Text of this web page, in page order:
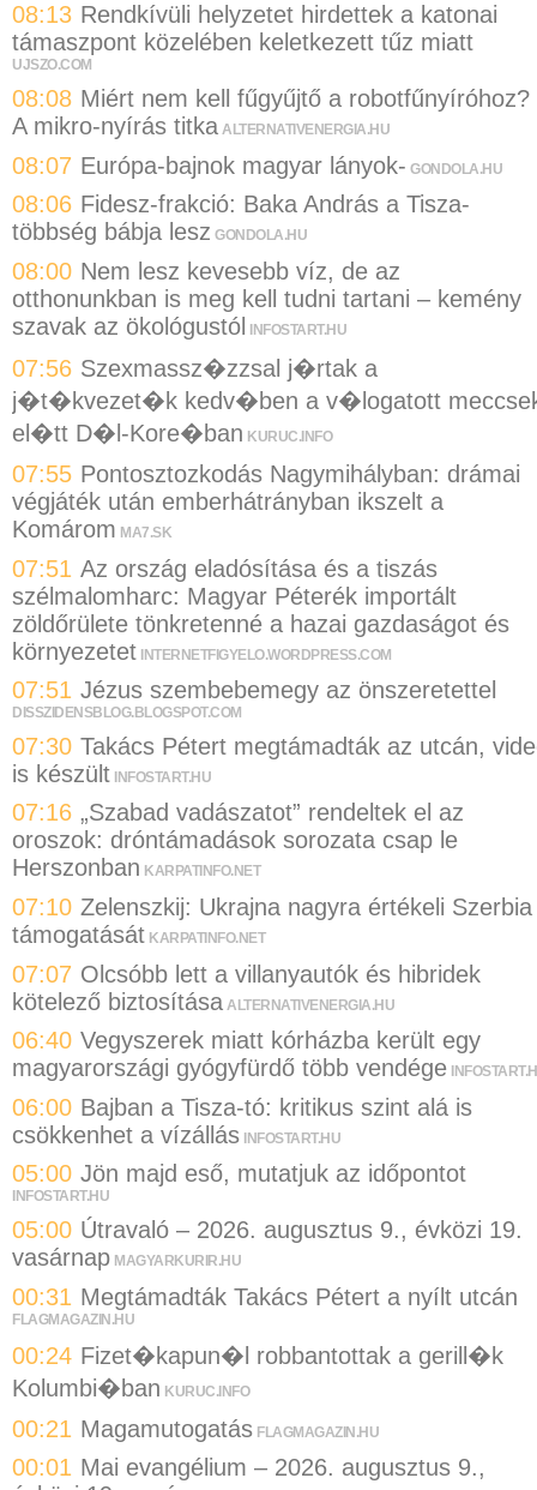
08:13 Rendkívüli helyzetet hirdettek a katonai
támaszpont közelében keletkezett tűz miatt
UJSZO.COM
08:08 Miért nem kell fűgyűjtő a robotfűnyíróhoz?
A mikro-nyírás titka ALTERNATIVENERGIA.HU
08:07 Európa-bajnok magyar lányok- GONDOLA.HU
08:06 Fidesz-frakció: Baka András a Tisza-
többség bábja lesz GONDOLA.HU
08:00 Nem lesz kevesebb víz, de az
otthonunkban is meg kell tudni tartani – kemény
szavak az ökológustól INFOSTART.HU
07:56 Szexmassz�zzsal j�rtak a
j�t�kvezet�k kedv�ben a v�logatott
el�tt D�l-Kore�ban KURUC.INFO
07:55 Pontosztozkodás Nagymihályban: drámai
végjáték után emberhátrányban ikszelt a
Komárom MA7.SK
07:51 Az ország eladósítása és a tiszás
szélmalomharc: Magyar Péterék importált
zöldőrülete tönkretenné a hazai gazdaságot és
környezetet INTERNETFIGYELO.WORDPRESS.COM
07:51 Jézus szembebemegy az önszeretettel
DISSZIDENSBLOG.BLOGSPOT.COM
07:30 Takács Pétert megtámadták az utcán,
is készült INFOSTART.HU
07:16 „Szabad vadászatot” rendeltek el az
oroszok: dróntámadások sorozata csap le
Herszonban KARPATINFO.NET
07:10 Zelenszkij: Ukrajna nagyra értékeli Szerbia
támogatását KARPATINFO.NET
07:07 Olcsóbb lett a villanyautók és hibridek
kötelező biztosítása ALTERNATIVENERGIA.HU
06:40 Vegyszerek miatt kórházba került egy
magyarországi gyógyfürdő több vendége
06:00 Bajban a Tisza-tó: kritikus szint alá is
csökkenhet a vízállás INFOSTART.HU
05:00 Jön majd eső, mutatjuk az időpontot
INFOSTART.HU
05:00 Útravaló – 2026. augusztus 9., évközi 19.
vasárnap MAGYARKURIR.HU
00:31 Megtámadták Takács Pétert a nyílt utcán
FLAGMAGAZIN.HU
00:24 Fizet�kapun�l robbantottak a gerill�k
Kolumbi�ban KURUC.INFO
00:21 Magamutogatás FLAGMAGAZIN.HU
00:01 Mai evangélium – 2026. augusztus 9.,